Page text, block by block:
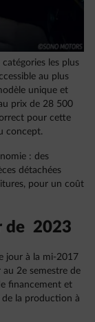
les plus
au plus
unique et
prix de 28 500
pour cette
concept.
: des
détachées
pour un coût
de 2023
jour à la mi-2017
2e semestre de
financement et
la production à